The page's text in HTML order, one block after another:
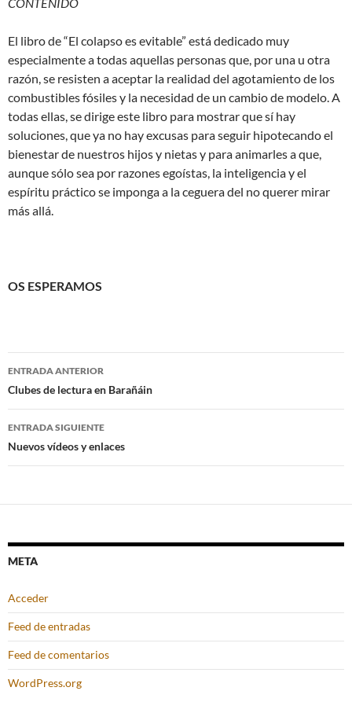
El libro de “El colapso es evitable” está dedicado muy
especialmente a todas aquellas personas que, por una u otra
razón, se resisten a aceptar la realidad del agotamiento de los
combustibles fósiles y la necesidad de un cambio de modelo. A
todas ellas, se dirige este libro para mostrar que sí hay
soluciones, que ya no hay excusas para seguir hipotecando el
bienestar de nuestros hijos y nietas y para animarles a que,
aunque sólo sea por razones egoístas, la inteligencia y el
espíritu práctico se imponga a la ceguera del no querer mirar
más allá.
OS ESPERAMOS
Navegación
de
entradas
ENTRADA ANTERIOR
Clubes de lectura en Barañáin
ENTRADA SIGUIENTE
Nuevos vídeos y enlaces
META
Acceder
Feed de entradas
Feed de comentarios
WordPress.org